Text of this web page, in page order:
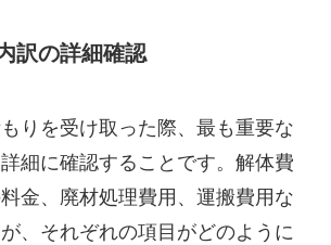
訳の詳細確認
りを受け取った際、最も重要な
細に確認することです。解体費
金、廃材処理費用、運搬費用な
、それぞれの項目がどのように